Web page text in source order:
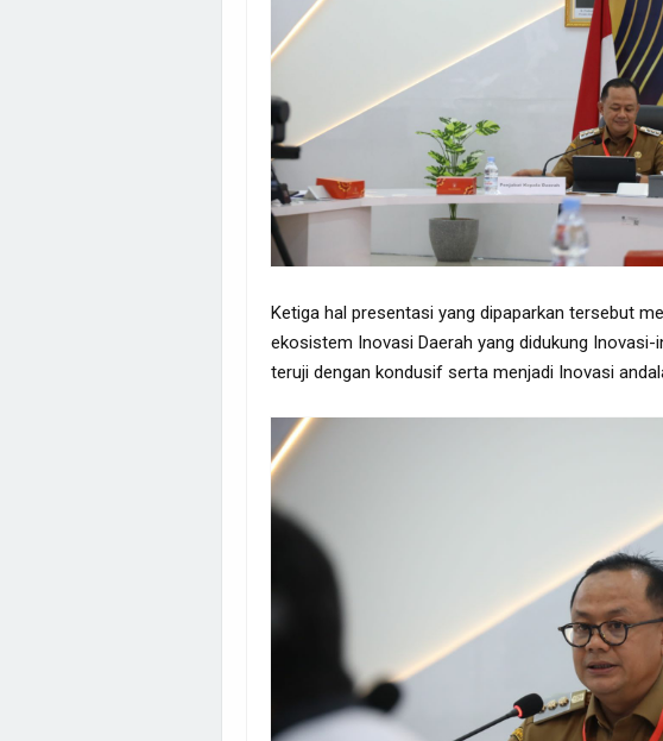
Ketiga hal presentasi yang dipaparkan tersebut
ekosistem Inovasi Daerah yang didukung
teruji dengan kondusif serta menjadi Inovasi